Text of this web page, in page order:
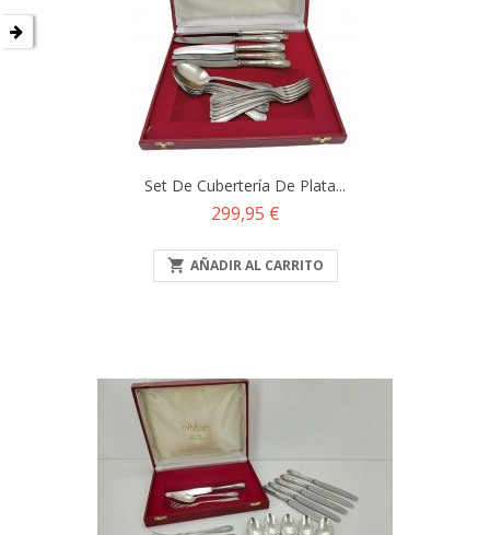
Set De Cubertería De Plata...
Precio
299,95 €
 AÑADIR AL CARRITO